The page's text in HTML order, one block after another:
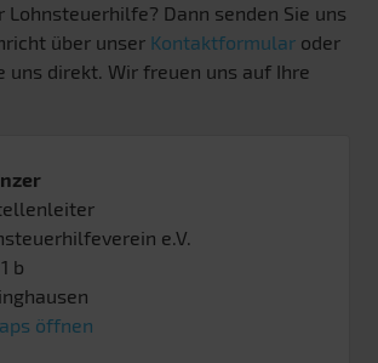
Lohnsteuerhilfe? Dann senden Sie uns
über unser Kontaktformular oder
uns direkt. Wir freuen uns auf Ihre
e.V.
b
öffnen